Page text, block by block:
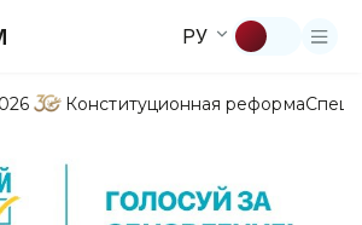
РУ
Конституционная реформа